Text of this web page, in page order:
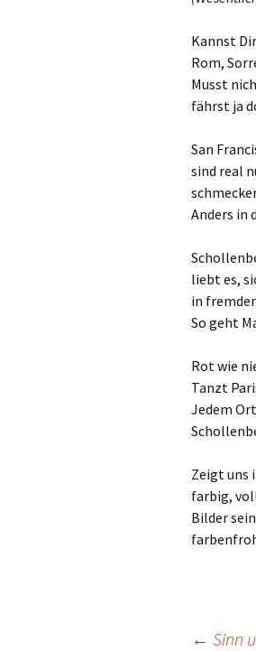
Kannst
Rom,
Musst
fährst ja
San
sind real
Anders in
liebt es,
in
So geht
Rot wie
Tanzt
Jedem
Zeigt uns
farbig,
Bilder
← Sinn